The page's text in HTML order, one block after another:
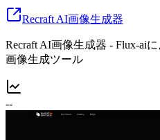
Recraft AI画像生成器
Recraft AI画像生成器 - Flux-ai
画像生成ツール
--